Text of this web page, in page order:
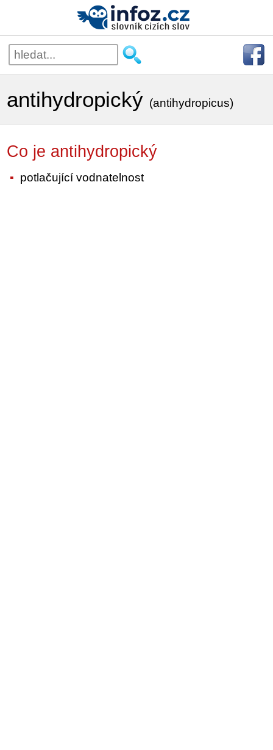
antihydropický (antihydropicus)
Co je antihydropický
potlačující vodnatelnost